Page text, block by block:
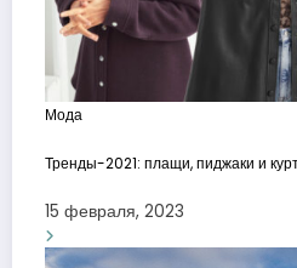
Мода
Тренды-2021: плащи, пиджаки и
15 февраля, 2023